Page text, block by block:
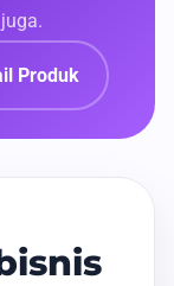
Produk